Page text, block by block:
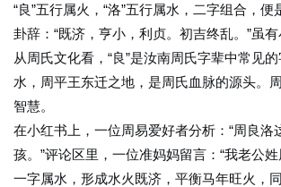
“良”五行属火，“洛”五行属水，二字组合，
卦辞：“既济，亨小，利贞。初吉终乱。”虽
从周氏文化看，“良”是汝南周氏字辈中常见
水，周平王东迁之地，是周氏血脉的源头。
智慧。
在小红书上，一位周易爱好者分析：“周良洛
孩。”评论区里，一位准妈妈留言：“我老公
一字属水，形成水火既济，平衡马年旺火，